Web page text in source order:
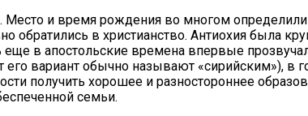
и вре­мя рож­де­ния во мно­гом опре­де­ли­ли
об­ра­ти­лись в хри­сти­ан­ство. Ан­тио­хия бы­ла
в апо­столь­ские вре­ме­на впер­вые
ва­ри­ант обыч­но на­зы­ва­ют «си­рий­ским»),
по­лу­чить хо­ро­шее и раз­но­сто­рон­нее
се­мьи.